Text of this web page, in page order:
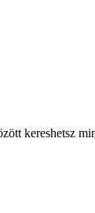
kereshetsz